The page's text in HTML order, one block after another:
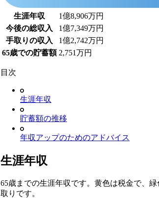
生涯年収 1億8,906万円
今後の総収入
1億7,349万円
手取りの収入
1億2,742万円
65歳での貯蓄額 2,751万円
目次
生涯年収
貯蓄額の推移
年収アップのためのアドバイス
生涯年収
65歳までの生涯年収です。黄色は税金で、
取りです。